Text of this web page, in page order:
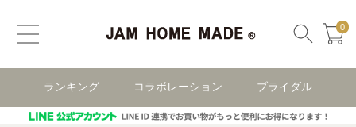
0
ランキング コラボレーション ブライダル